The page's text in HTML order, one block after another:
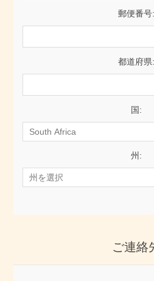
郵便番号:
都道府県:
国:
州:
ご連絡